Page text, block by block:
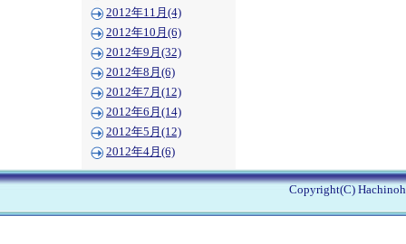
2012年11月(4)
2012年10月(6)
2012年9月(32)
2012年8月(6)
2012年7月(12)
2012年6月(14)
2012年5月(12)
2012年4月(6)
Copyright(C)